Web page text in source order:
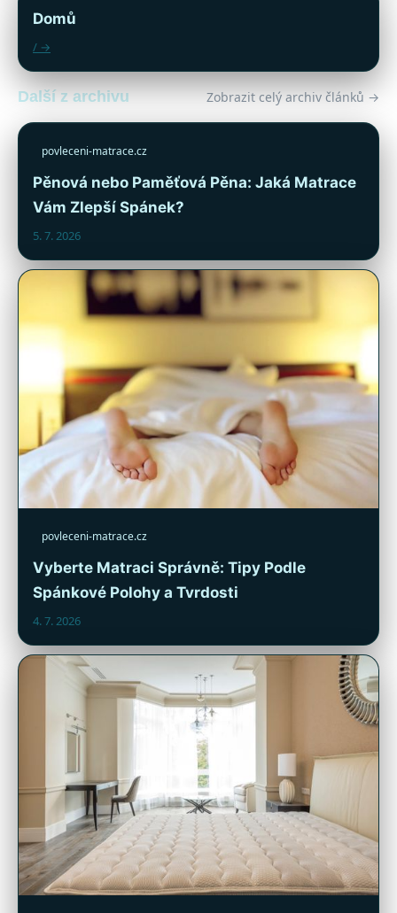
Domů
/ →
Další z archivu Zobrazit celý archiv článků →
povleceni-matrace.cz
Pěnová nebo Paměťová Pěna: Jaká Matrace
Vám Zlepší Spánek?
5. 7. 2026
povleceni-matrace.cz
Vyberte Matraci Správně: Tipy Podle
Spánkové Polohy a Tvrdosti
4. 7. 2026